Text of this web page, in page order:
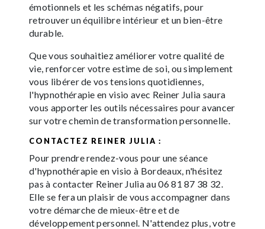
émotionnels et les schémas négatifs, pour
retrouver un équilibre intérieur et un bien-être
durable.
Que vous souhaitiez améliorer votre qualité de
vie, renforcer votre estime de soi, ou simplement
vous libérer de vos tensions quotidiennes,
l'hypnothérapie en visio avec Reiner Julia saura
vous apporter les outils nécessaires pour avancer
sur votre chemin de transformation personnelle.
CONTACTEZ REINER JULIA :
Pour prendre rendez-vous pour une séance
d'hypnothérapie en visio à Bordeaux, n'hésitez
pas à contacter Reiner Julia au 06 81 87 38 32.
Elle se fera un plaisir de vous accompagner dans
votre démarche de mieux-être et de
développement personnel. N'attendez plus, votre